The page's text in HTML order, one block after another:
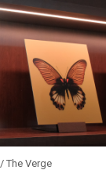
The Verge